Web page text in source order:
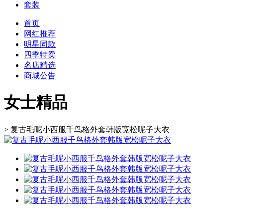
套装
首页
网红推荐
明星同款
四季特卖
名店精选
商城公告
女士精品
> 复古毛呢小西服千鸟格外套韩版宽松呢子大衣